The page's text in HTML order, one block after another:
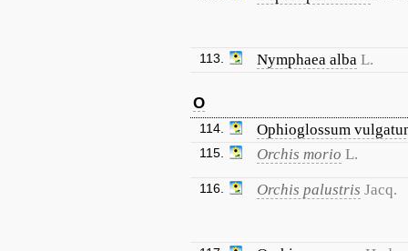
113. Nymphaea alba L.
O
114. Ophioglossum
115. Orchis morio L.
116. Orchis palustris Jacq.